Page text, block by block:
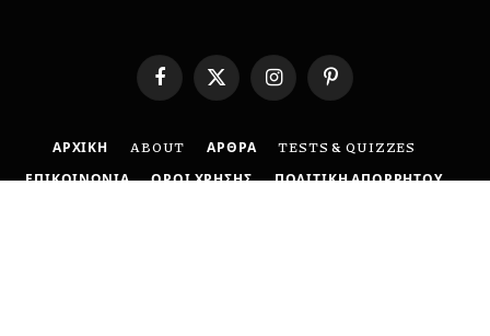
Facebook
X
(Twitter)
InstagramPinterest
ΑΡΧΙΚΗ ABOUT ΑΡΘΡΑ
TESTS & QUIZZES
ΕΠΙΚΟΙΝΩΝΙΑ
ΟΡΟΙ ΧΡΗΣΗΣ
ΠΟΛΙΤΙΚΗ ΑΠΟΡΡΗΤΟΥ